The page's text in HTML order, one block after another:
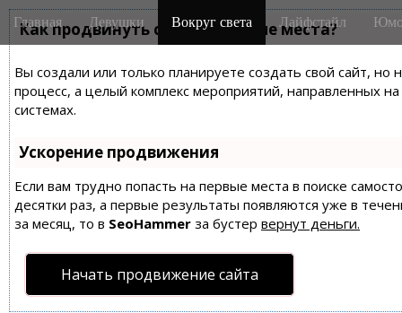
Как продвинуть сайт на первые места?
Вы создали или только планируете создать свой сайт,
процесс, а целый комплекс мероприятий, направленных
системах.
Ускорение продвижения
Если вам трудно попасть на первые места в поиске
десятки раз, а первые результаты появляются уже в
за месяц, то в SeoHammer за бустер вернут деньги.
Начать продвижение сайта
M
a
n
m
e
n
u
i
Главная Девушки Вокруг света Лайфстайл